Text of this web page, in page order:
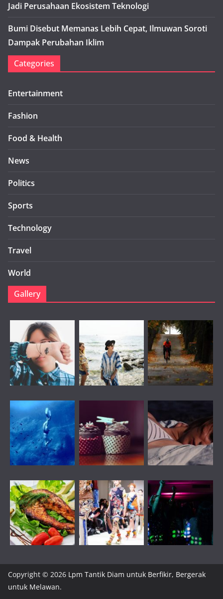
Jadi Perusahaan Ekosistem Teknologi
Bumi Disebut Memanas Lebih Cepat, Ilmuwan Soroti
Dampak Perubahan Iklim
Categories
Entertainment
Fashion
Food & Health
News
Politics
Sports
Technology
Travel
World
Gallery
Copyright © 2026 Lpm Tantik Diam untuk Berfikir, Bergerak
untuk Melawan.